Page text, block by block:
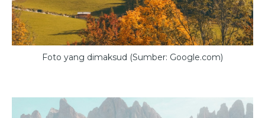
Foto yang dimaksud (Sumber: Google.com)